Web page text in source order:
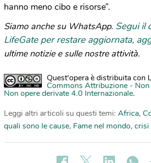
hanno meno cibo e risorse”.
Siamo anche su WhatsApp. Segui il
LifeGate per restare aggiornata,
ultime notizie e sulle nostre attività.
Quest'opera è distribuita con
Commons Attribuzione -
Non opere derivate 4.0 Internazionale.
Leggi altri articoli su questi temi: Africa,
quali sono le cause, Fame nel mondo, crisi